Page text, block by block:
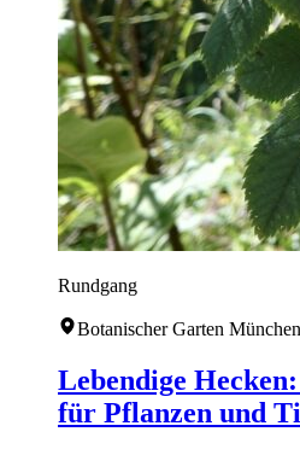
Rundgang
Botanischer Garten
Lebendige
für Pflanzen und